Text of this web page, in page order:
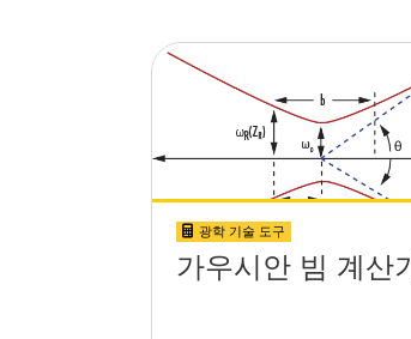
광학 기술 도구
가우시안 빔 계산기